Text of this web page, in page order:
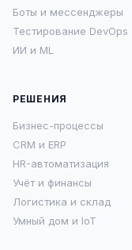
Боты и мессенджеры
Тестирование DevOps
ИИ и ML
РЕШЕНИЯ
Бизнес-процессы
CRM и ERP
HR-автоматизация
Учёт и финансы
Логистика и склад
Умный дом и IoT